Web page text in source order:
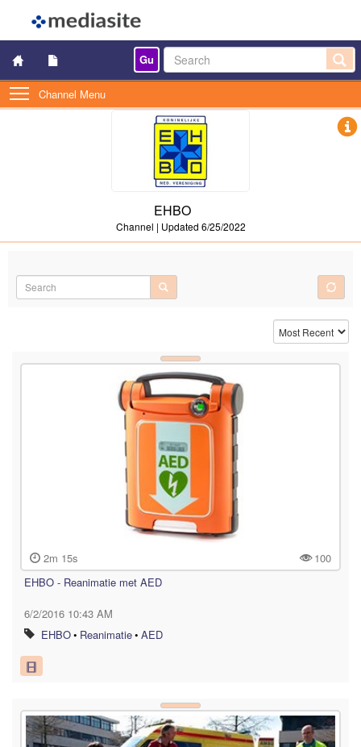
Gu
Channel Menu
EHBO
Channel | Updated 6/25/2022
2m 15s
100
EHBO - Reanimatie met AED
6/2/2016 10:43 AM
EHBO• Reanimatie• AED